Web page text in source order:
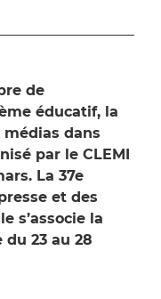
de
éducatif, la
médias dans
par le CLEMI
La 37e
et des
s’associe la
du 23 au 28